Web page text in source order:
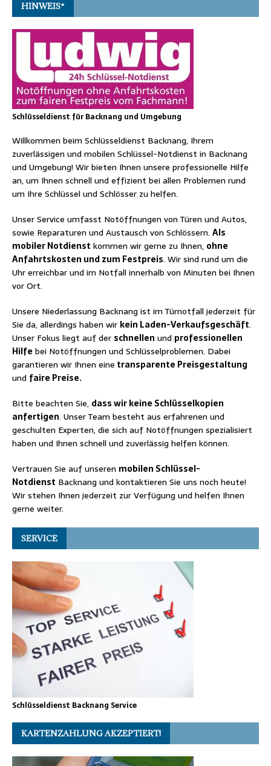
HINWEIS*
Schlüsseldienst für Backnang und Umgebung
Willkommen beim Schlüsseldienst Backnang, Ihrem
zuverlässigen und mobilen Schlüssel-Notdienst in Backnang
und Umgebung! Wir bieten Ihnen unsere professionelle Hilfe
an, um Ihnen schnell und effizient bei allen Problemen rund
um Ihre Schlüssel und Schlösser zu helfen.
Unser Service umfasst Notöffnungen von Türen und Autos,
sowie Reparaturen und Austausch von Schlössern. Als
mobiler Notdienst kommen wir gerne zu Ihnen, ohne
Anfahrtskosten und zum Festpreis. Wir sind rund um die
Uhr erreichbar und im Notfall innerhalb von Minuten bei Ihnen
vor Ort.
Unsere Niederlassung Backnang ist im Türnotfall jederzeit für
Sie da, allerdings haben wir kein Laden-Verkaufsgeschäft.
Unser Fokus liegt auf der schnellen und professionellen
Hilfe bei Notöffnungen und Schlüsselproblemen. Dabei
garantieren wir Ihnen eine transparente Preisgestaltung
und faire Preise.
Bitte beachten Sie, dass wir keine Schlüsselkopien
anfertigen. Unser Team besteht aus erfahrenen und
geschulten Experten, die sich auf Notöffnungen spezialisiert
haben und Ihnen schnell und zuverlässig helfen können.
Vertrauen Sie auf unseren mobilen Schlüssel-
Notdienst Backnang und kontaktieren Sie uns noch heute!
Wir stehen Ihnen jederzeit zur Verfügung und helfen Ihnen
gerne weiter.
SERVICE
Schlüsseldienst Backnang Service
KARTENZAHLUNG AKZEPTIERT!